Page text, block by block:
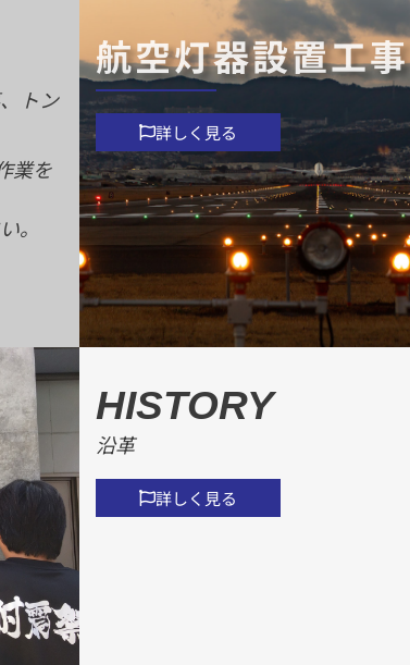
トン
業を
。
航空灯器設置工事
詳しく見る
HISTORY
沿革
詳しく見る